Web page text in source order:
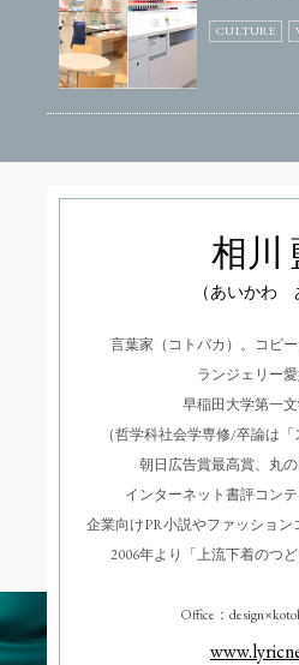
CULTURE
相川
（あいかわ
言葉家（コトバカ）。コピー
ランジェリー愛
早稲田大学第一
（哲学科社会学専修/卒論は「
朝日広告賞最高賞、丸の
インターネット書評コン
企業向けPR小説やファッション
2006年より「上流下着のつ
Office：